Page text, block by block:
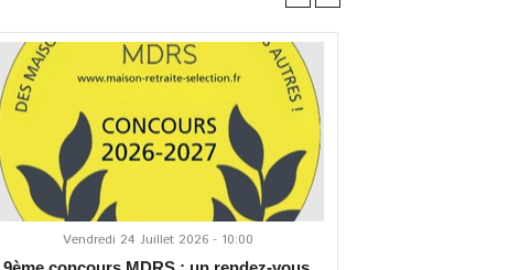
Vendredi 24 Juillet 2026 - 10:00